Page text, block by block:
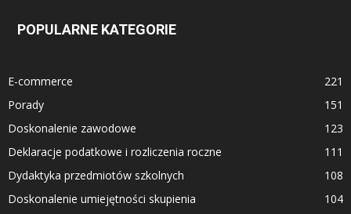
POPULARNE KATEGORIE
E-commerce
221
Porady
151
Doskonalenie zawodowe
123
Deklaracje podatkowe i rozliczenia roczne
111
Dydaktyka przedmiotów szkolnych
108
Doskonalenie umiejętności skupienia
104